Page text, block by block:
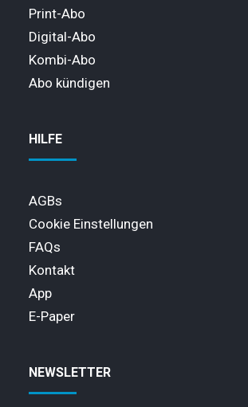
Print-Abo
Digital-Abo
Kombi-Abo
Abo kündigen
HILFE
AGBs
Cookie Einstellungen
FAQs
Kontakt
App
E-Paper
NEWSLETTER